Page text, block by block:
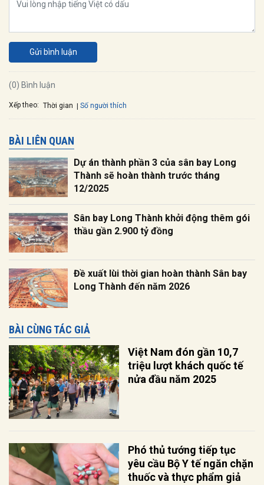
Gửi bình luận
(0) Bình luận
Xếp theo: Thời gian Số người thích
BÀI LIÊN QUAN
Dự án thành phần 3 của sân bay Long
Thành sẽ hoàn thành trước tháng
12/2025
Sân bay Long Thành khởi động thêm gói
thầu gần 2.900 tỷ đồng
Đề xuất lùi thời gian hoàn thành Sân bay
Long Thành đến năm 2026
BÀI CÙNG TÁC GIẢ
Việt Nam đón gần 10,7
triệu lượt khách quốc tế
nửa đầu năm 2025
Phó thủ tướng tiếp tục
yêu cầu Bộ Y tế ngăn chặn
thuốc và thực phẩm giả